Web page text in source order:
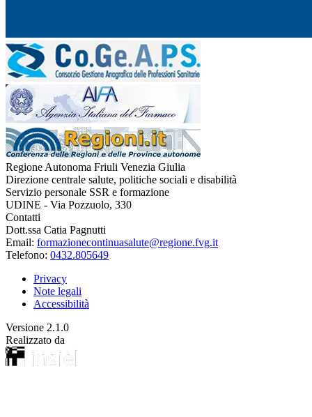
Regione Autonoma Friuli Venezia Giulia
Direzione centrale salute, politiche sociali e disabilità
Servizio personale SSR e formazione
UDINE - Via Pozzuolo, 330
Contatti
Dott.ssa Catia Pagnutti
Email: formazionecontinuasalute@regione.fvg.it
Telefono: 0432.805649
Privacy
Note legali
Accessibilità
Versione 2.1.0
Realizzato da